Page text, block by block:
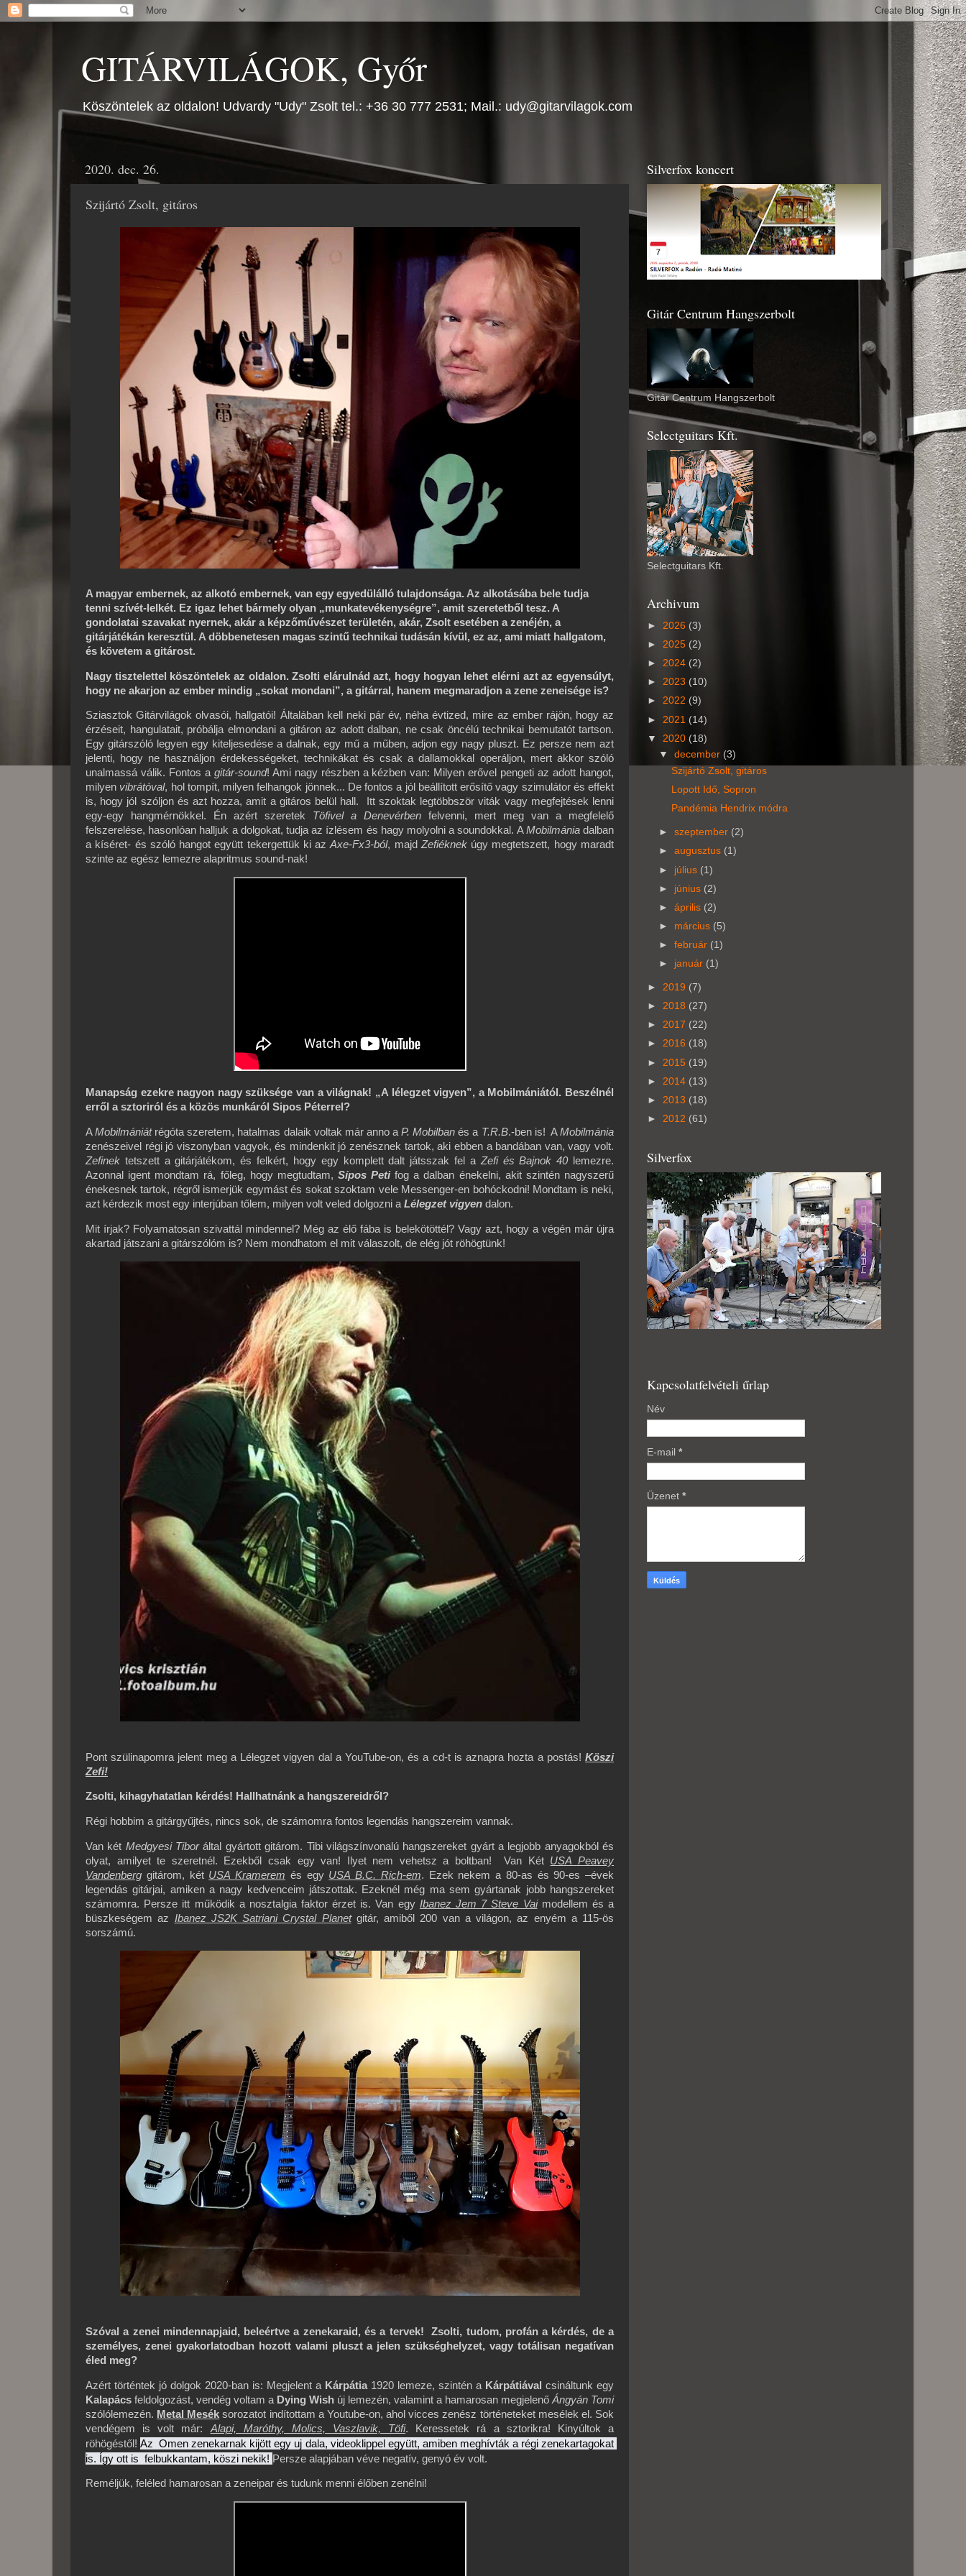
GITÁRVILÁGOK, Győr
Köszöntelek az oldalon! Udvardy "Udy" Zsolt tel.: +36 30 777 2531; Mail.: udy@gitarvilagok.com
2020. dec. 26.
Szijártó Zsolt, gitáros
A magyar embernek, az alkotó embernek, van egy egyedülálló tulajdonsága. Az alkotásába bele tudja
tenni szívét-lelkét. Ez igaz lehet bármely olyan „munkatevékenységre”, amit szeretetből tesz. A
gondolatai szavakat nyernek, akár a képzőművészet területén, akár, Zsolt esetében a zenéjén, a
gitárjátékán keresztül. A döbbenetesen magas szintű technikai tudásán kívül, ez az, ami miatt hallgatom,
és követem a gitárost.
Nagy tisztelettel köszöntelek az oldalon. Zsolti elárulnád azt, hogy hogyan lehet elérni azt az egyensúlyt,
hogy ne akarjon az ember mindig „sokat mondani”, a gitárral, hanem megmaradjon a zene zeneisége is?
Sziasztok Gitárvilágok olvasói, hallgatói! Általában kell neki pár év, néha évtized, mire az ember rájön, hogy az
érzéseit, hangulatait, próbálja elmondani a gitáron az adott dalban, ne csak öncélú technikai bemutatót tartson.
Egy gitárszóló legyen egy kiteljesedése a dalnak, egy mű a műben, adjon egy nagy pluszt. Ez persze nem azt
jelenti, hogy ne használjon érdekességeket, technikákat és csak a dallamokkal operáljon, mert akkor szóló
unalmassá válik. Fontos a gitár-sound! Ami nagy részben a kézben van: Milyen erővel pengeti az adott hangot,
milyen vibrátóval, hol tompít, milyen felhangok jönnek... De fontos a jól beállított erősítő vagy szimulátor és effekt
is, hogy jól szóljon és azt hozza, amit a gitáros belül hall. Itt szoktak legtöbbször viták vagy megfejtések lenni
egy-egy hangmérnökkel. Én azért szeretek Töfivel a Denevérben felvenni, mert meg van a megfelelő
felszerelése, hasonlóan halljuk a dolgokat, tudja az ízlésem és hagy molyolni a soundokkal. AMobilmániadalban
a kíséret- és szóló hangot együtt tekergettük ki azAxe-Fx3-ból, majdZefiéknekúgy megtetszett, hogy maradt
szinte az egész lemezre alapritmus sound-nak!
Manapság ezekre nagyon nagy szüksége van a világnak! „A lélegzet vigyen”, a Mobilmániától. Beszélnél
erről a sztoriról és a közös munkáról Sipos Péterrel?
AMobilmániátrégóta szeretem, hatalmas dalaik voltak már anno aP. Mobilban és a T.R.B.-ben is! AMobilmánia
zenészeivel régi jó viszonyban vagyok, és mindenkit jó zenésznek tartok, aki ebben a bandában van, vagy volt.
Zefinek tetszett a gitárjátékom, és felkért, hogy egy komplett dalt játsszak fel a Zefi és Bajnok 40lemezre.
Azonnal igent mondtam rá, főleg, hogy megtudtam, Sípos Petifog a dalban énekelni, akit szintén nagyszerű
énekesnek tartok, régről ismerjük egymást és sokat szoktam vele Messenger-en bohóckodni! Mondtam is neki,
azt kérdezik most egy interjúban tőlem, milyen volt veled dolgozni a Lélegzet vigyen dalon.
Mit írjak? Folyamatosan szivattál mindennel? Még az élő fába is belekötöttél? Vagy azt, hogy a végén már újra
akartad játszani a gitárszólóm is? Nem mondhatom el mit válaszolt, de elég jót röhögtünk!
Pont szülinapomra jelent meg a Lélegzet vigyen dal a YouTube-on, és a cd-t is aznapra hozta a postás! Köszi
Zefi!
Zsolti, kihagyhatatlan kérdés! Hallhatnánk a hangszereidről?
Régi hobbim a gitárgyűjtés, nincs sok, de számomra fontos legendás hangszereim vannak.
Van két Medgyesi Tiboráltal gyártott gitárom. Tibi világszínvonalú hangszereket gyárt a legjobb anyagokból és
olyat, amilyet te szeretnél. Ezekből csak egy van! Ilyet nem vehetsz a boltban! Van Két USA Peavey
Vandenberg gitárom, két USA Kramerem és egy USA B.C. Rich-em. Ezek nekem a 80-as és 90-es –évek
legendás gitárjai, amiken a nagy kedvenceim játszottak. Ezeknél még ma sem gyártanak jobb hangszereket
számomra. Persze itt működik a nosztalgia faktor érzet is. Van egy Ibanez Jem 7 Steve Vaimodellem és a
büszkeségem az Ibanez JS2K Satriani Crystal Planetgitár, amiből 200 van a világon, az enyém a 115-ös
sorszámú.
Szóval a zenei mindennapjaid, beleértve a zenekaraid, és a tervek! Zsolti, tudom, profán a kérdés, de a
személyes, zenei gyakorlatodban hozott valami pluszt a jelen szükséghelyzet, vagy totálisan negatívan
éled meg?
Azért történtek jó dolgok 2020-ban is: Megjelent a Kárpátia 1920 lemeze, szintén a Kárpátiával csináltunk egy
Kalapács feldolgozást, vendég voltam a Dying Wish új lemezén, valamint a hamarosan megjelenő Ángyán Tomi
szólólemezén. Metal Mesék sorozatot indítottam a Youtube-on, ahol vicces zenész történeteket mesélek el. Sok
vendégem is volt már: Alapi, Maróthy, Molics, Vaszlavik, Töfi. Keressetek rá a sztorikra! Kinyúltok a
röhögéstől!Az  Omen zenekarnak kijött egy uj dala, videoklippel együtt, amiben meghívták a régi zenekartagokat
is. Így ott is  felbukkantam, köszi nekik! Persze alapjában véve negatív, genyó év volt.
Reméljük, feléled hamarosan a zeneipar és tudunk menni élőben zenélni!
Silverfox koncert
Gitár Centrum Hangszerbolt
Gitár Centrum Hangszerbolt
Selectguitars Kft.
Selectguitars Kft.
Archivum
► 2026 (3)
► 2025 (2)
► 2024 (2)
► 2023 (10)
► 2022 (9)
► 2021 (14)
▼ 2020 (18)
▼december (3)
Szijártó Zsolt, gitáros
Lopott Idő, Sopron
Pandémia Hendrix módra
►szeptember (2)
►augusztus (1)
► július (1)
► június (2)
►április (2)
► március (5)
►február (1)
► január (1)
► 2019 (7)
► 2018 (27)
► 2017 (22)
► 2016 (18)
► 2015 (19)
► 2014 (13)
► 2013 (18)
► 2012 (61)
Silverfox
Kapcsolatfelvételi űrlap
Név
E-mail *
Üzenet *